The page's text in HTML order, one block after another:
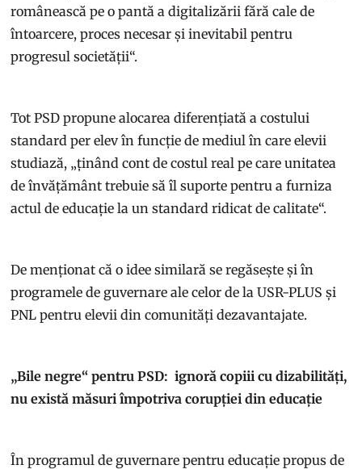
românească pe o pantă a digitalizării fără cale de
întoarcere, proces necesar și inevitabil pentru
progresul societății“.
Tot PSD propune alocarea diferențiată a costului
standard per elev în funcție de mediul în care elevii
studiază, „ținând cont de costul real pe care unitatea
de învățământ trebuie să îl suporte pentru a furniza
actul de educație la un standard ridicat de calitate“.
De menționat că o idee similară se regăsește și în
programele de guvernare ale celor de la USR-PLUS și
PNL pentru elevii din comunități dezavantajate.
„Bile negre“ pentru PSD: ignoră copiii cu dizabilități,
nu există măsuri împotriva corupției din educație
În programul de guvernare pentru educație propus de